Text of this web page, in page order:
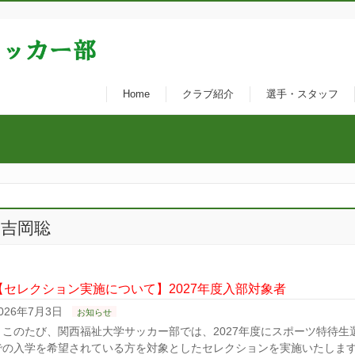
Home クラブ紹介 選手・スタッフ
吉岡聡
セレクション実施について】2027年度入部対象者
年7月3日 お知らせ
のたび、関西福祉大学サッカー部では、2027年度にスポーツ特待生
の入学を希望されている方を対象としたセレクションを実施いたしま